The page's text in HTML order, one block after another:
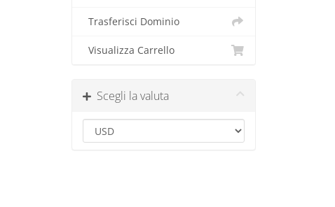
Trasferisci Dominio
Visualizza Carrello
Scegli la valuta